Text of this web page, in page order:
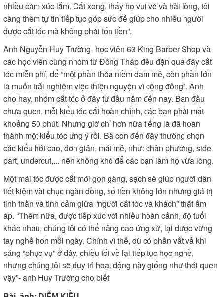
nhiều cảm xúc lắm. Cắt xong, thấy họ vui vẻ và hài lòng, tôi
càng thêm tự tin tiếp tục góp sức để giúp cho nhiều người
được cắt tóc mà không phải tốn tiền”.
Anh Nguyễn Huy Trường- học viên 63 King Barber Shop và
các học viên cùng nhóm từ Đồng Tháp đều đặn qua đây cắt
tóc miễn phí, để “một phần thỏa niềm đam mê, còn phần lớn
là muốn trải nghiệm việc thiện nguyện vì cộng đồng”. Anh
cho hay, nhóm cắt tóc ở đây từ đầu năm đến nay. Ban đầu
chưa quen, mỗi kiểu tóc cắt hoàn chỉnh, các bạn phải mất
khoảng 50 phút. Nhưng giờ chỉ hơn nữa tiếng là đã hoàn
thành một kiểu tóc ưng ý rồi. Bà con đến đây thường chọn
các kiểu hớt cao, đơn giản, mát mẻ, như: chân phương, side
part, undercut,... nên không khó để các bạn làm họ vừa lòng.
Một mái tóc được cắt mới gọn gàng, sạch sẽ giúp người dân
tiết kiệm vài chục ngàn đồng, số tiền không lớn nhưng giá trị
tinh thần và tình cảm giữa “người cắt tóc và khách” thật ấm
áp. “Thêm nữa, được tiếp xúc với nhiều hoàn cảnh, độ tuổi
khác nhau, chúng tôi có thể nâng cao ứng xử, lại được vững
tay nghề hơn mỗi ngày. Chính vì thế, dù có phần vất vả khi
sáng “phục vụ” ở đây, chiều tối về lại tiếp tục học nghề,
nhưng chúng tôi sẽ duy trì hoạt động này giống như thói quen
vậy”- anh Huy Trường cho biết.